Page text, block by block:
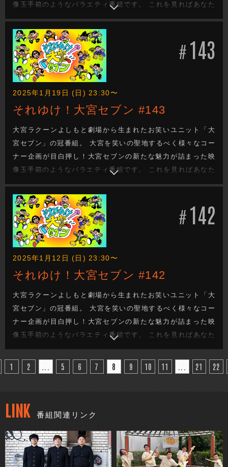
像玉手箱のようなバラエティ番組です。 これを見ればあなた
も大宮セブンの沼に嵌ります。新たな企画もお楽しみに！
#143
2025年1月19日 (日) 23:30〜
それゆけ！大宮セブン #143
大宮ラクーンよしもと劇場から生まれたお笑いユニット「大
宮セブン」の冠番組。 大宮を笑いの聖地するべく様々なコー
ナー企画が目白押し！大宮セブンの新たな魅力が詰まった映
像玉手箱のようなバラエティ番組です。 これを見ればあなた
も大宮セブンの沼に嵌ります。新たな企画もお楽しみに！
#142
2025年1月12日 (日) 23:30〜
それゆけ！大宮セブン #142
大宮ラクーンよしもと劇場から生まれたお笑いユニット「大
宮セブン」の冠番組。 大宮を笑いの聖地するべく様々なコー
ナー企画が目白押し！大宮セブンの新たな魅力が詰まった映
像玉手箱のようなバラエティ番組です。 これを見ればあなた
も大宮セブンの沼に嵌ります。新たな企画もお楽しみに！
1 2 5 6 7 8 9 10 11 21 22
LINK 番組関連リンク